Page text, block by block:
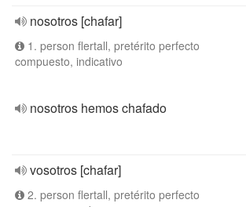
nosotros [chafar]
1. person flertall, pretérito perfecto
compuesto, indicativo
nosotros hemos chafado
vosotros [chafar]
2. person flertall, pretérito perfecto